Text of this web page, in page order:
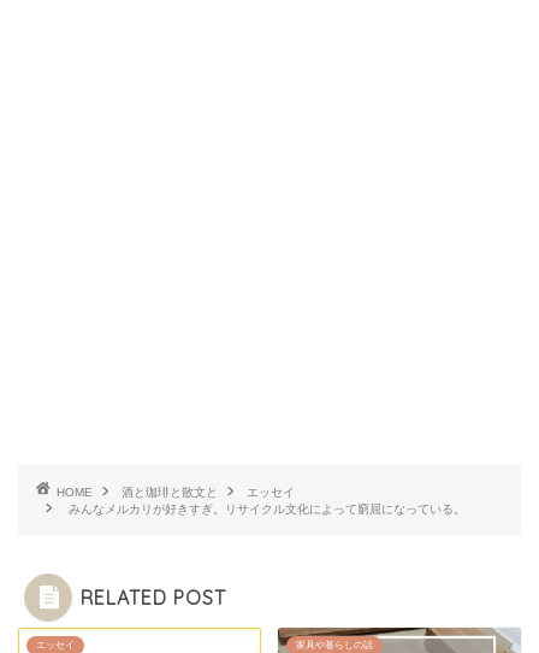
HOME 酒と珈琲と散文と
エッセイ
みんなメルカリが好きすぎ。リサイクル文化によって窮屈になっている。
RELATED POST
エッセイ 家具や暮らしの話